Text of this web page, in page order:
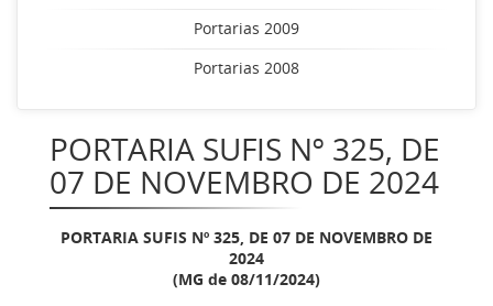
Portarias 2009
Portarias 2008
PORTARIA SUFIS Nº 325, DE
07 DE NOVEMBRO DE 2024
PORTARIA SUFIS Nº 325, DE 07 DE NOVEMBRO DE
2024
(MG de 08/11/2024)